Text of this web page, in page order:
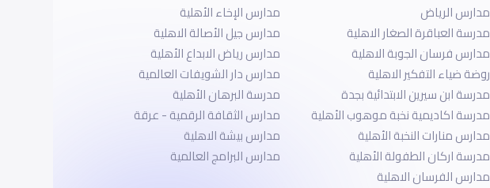
مدارس الرياض
مدرسة العباقرة الصغار الاهلية
مدارس فرسان الجوبة الاهلية
روضة ضياء التفكير الاهلية
مدرسة ابن سيرين الابتدائية بجدة
مدرسة اكاديمية نخبة موهوب الأهلية
مدارس منارات النخبة الأهلية
مدرسة اركان الطفولة الأهلية
مدارس الفرسان الاهلية
مدارس الإخاء الأهلية
مدارس جيل الأصالة الاهلية
مدارس رياض الابداع الأهلية
مدارس دار الشويفات العالمية
مدرسة البرهان الأهلية
مدارس الثقافة الرقمية - عرقة
مدارس بيشة الاهلية
مدارس البرامج العالمية